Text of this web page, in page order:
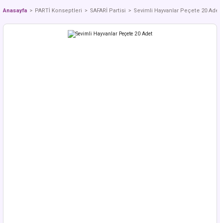
Anasayfa PARTİ Konseptleri SAFARİ Partisi Sevimli Hayvanlar Peçete 20